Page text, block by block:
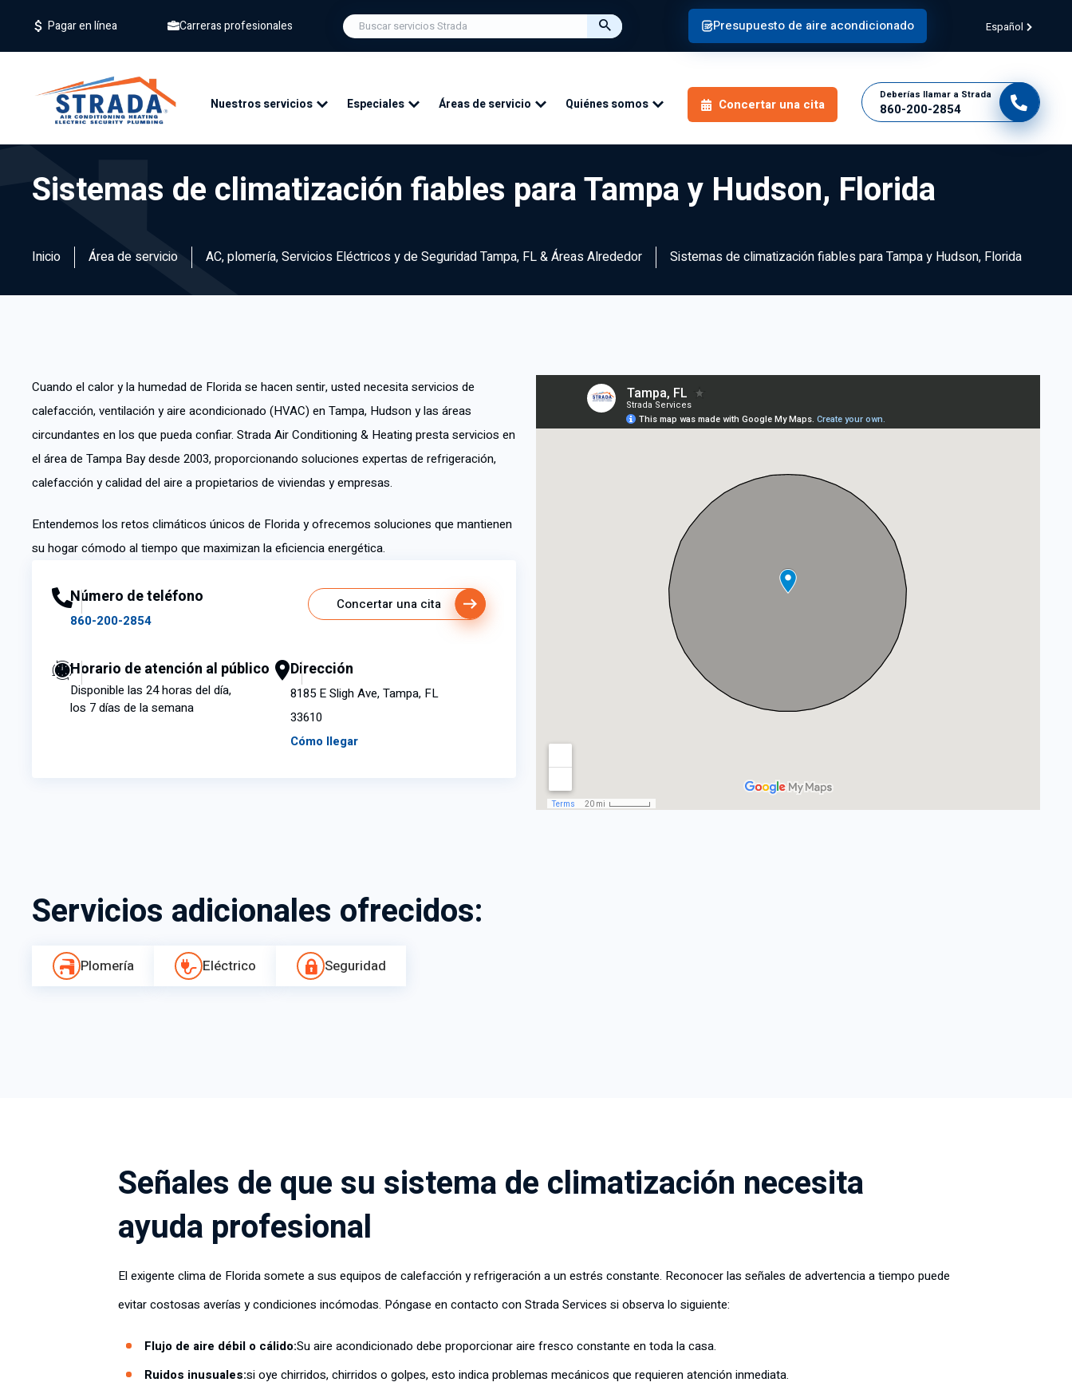
Pagar en línea Carreras profesionales Presupuesto de aire acondicionado Español
Nuestros servicios Especiales Áreas de servicio Quiénes somos Concertar una cita
Deberías llamar a Strada
860-200-2854
Sistemas de climatización fiables para Tampa y Hudson, Florida
Inicio Área de servicio AC, plomería, Servicios Eléctricos y de Seguridad Tampa, FL & Áreas Alrededor Sistemas de climatización fiables para Tampa y Hudson, Florida
Cuando el calor y la humedad de Florida se hacen sentir, usted necesita servicios de
calefacción, ventilación y aire acondicionado (HVAC) en Tampa, Hudson y las áreas
circundantes en los que pueda confiar. Strada Air Conditioning & Heating presta servicios en
el área de Tampa Bay desde 2003, proporcionando soluciones expertas de refrigeración,
calefacción y calidad del aire a propietarios de viviendas y empresas.
Entendemos los retos climáticos únicos de Florida y ofrecemos soluciones que mantienen
su hogar cómodo al tiempo que maximizan la eficiencia energética.
Número de teléfono
860-200-2854
Concertar una cita
Horario de atención al público
Disponible las 24 horas del día,
los 7 días de la semana
Dirección
8185 E Sligh Ave, Tampa, FL
33610
Cómo llegar
Servicios adicionales ofrecidos:
Plomería Eléctrico Seguridad
Señales de que su sistema de climatización necesita
ayuda profesional
El exigente clima de Florida somete a sus equipos de calefacción y refrigeración a un estrés constante. Reconocer las señales de advertencia a tiempo puede
evitar costosas averías y condiciones incómodas. Póngase en contacto con Strada Services si observa lo siguiente:
Flujo de aire débil o cálido:Su aire acondicionado debe proporcionar aire fresco constante en toda la casa.
Ruidos inusuales:si oye chirridos, chirridos o golpes, esto indica problemas mecánicos que requieren atención inmediata.